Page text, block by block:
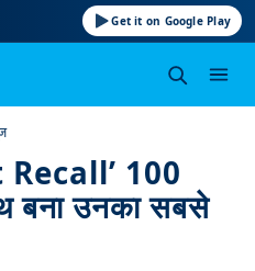
Get it on Google Play
Recall’ 100
बना उनका सबसे